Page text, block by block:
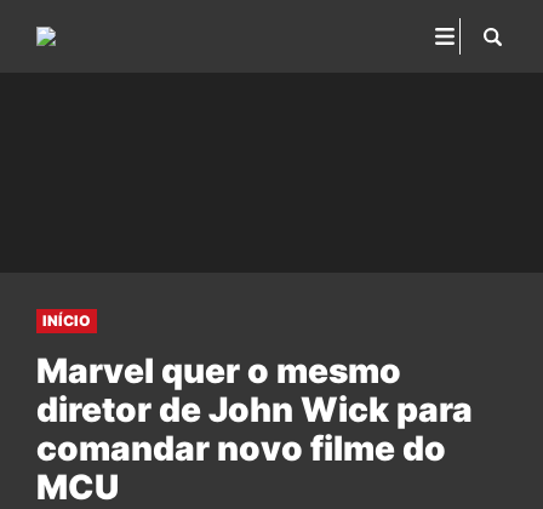
INÍCIO
Marvel quer o mesmo
diretor de John Wick para
comandar novo filme do
MCU